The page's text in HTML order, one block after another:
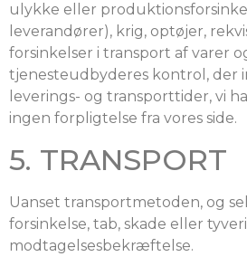
ulykke eller
leverandører), krig, optøjer,
forsinkelser i transport af varer
tjenesteudbyderes kontrol, der
leverings- og transporttider, vi
ingen forpligtelse fra vores side.
5. TRANSPORT
Uanset transportmetoden, og
forsinkelse, tab, skade eller
modtagelsesbekræftelse.